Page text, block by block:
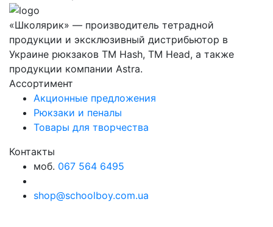
«Школярик» — производитель тетрадной
продукции и эксклюзивный дистрибьютор в
Украине рюкзаков ТМ Hash, ТМ Head, а также
продукции компании Astra.
Ассортимент
Акционные предложения
Рюкзаки и пеналы
Товары для творчества
Контакты
моб. 067 564 6495
shop@schoolboy.com.ua